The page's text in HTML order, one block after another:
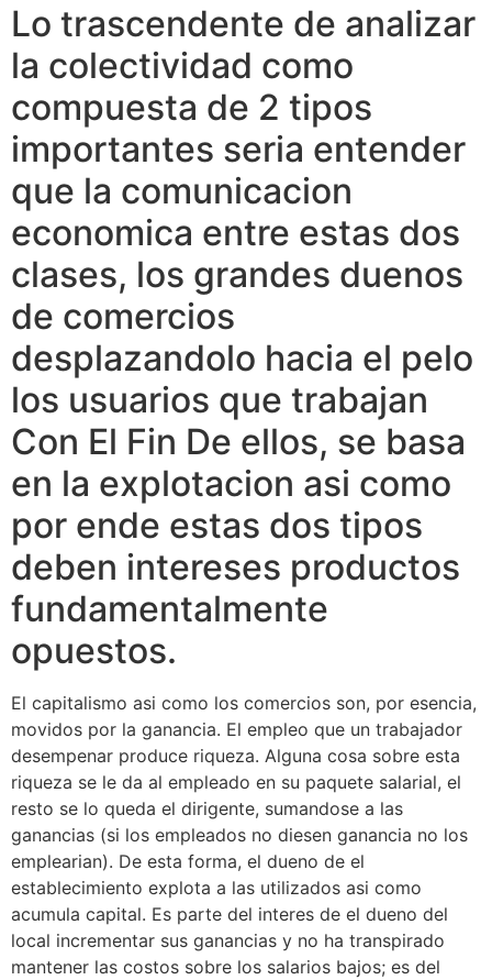
Lo trascendente de analizar
la colectividad como
compuesta de 2 tipos
importantes seri­a entender
que la comunicacion
economica entre estas dos
clases, los grandes duenos
de comercios
desplazandolo hacia el pelo
los usuarios que trabajan
Con El Fin De ellos, se basa
en la explotacion asi­ como
por ende estas dos tipos
deben intereses productos
fundamentalmente
opuestos.
El capitalismo asi­ como los comercios son, por esencia,
movidos por la ganancia. El empleo que un trabajador
desempenar produce riqueza. Alguna cosa sobre esta
riqueza se le da al empleado en su paquete salarial, el
resto se lo queda el dirigente, sumandose a las
ganancias (si los empleados no diesen ganancia no los
emplearian). De esta forma, el dueno de el
establecimiento explota a las utilizados asi­ como
acumula capital. Es parte del interes de el dueno del
local incrementar sus ganancias y no ha transpirado
mantener las costos sobre los salarios bajos; es del